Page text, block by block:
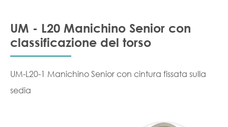
UM - L20 Manichino Senior con
classificazione del torso
UM-L20-1 Manichino Senior con cintura fissata sulla
sedia